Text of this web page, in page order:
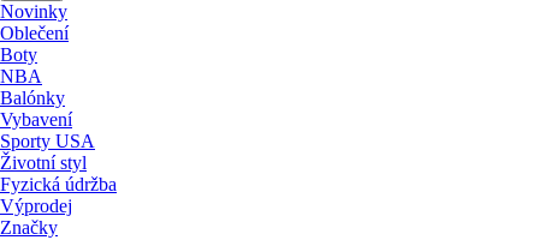
Novinky
Oblečení
Boty
NBA
Balónky
Vybavení
Sporty USA
Životní styl
Fyzická údržba
Výprodej
Značky